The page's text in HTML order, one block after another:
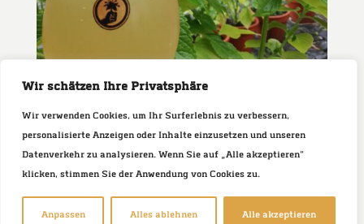
Wir schätzen Ihre Privatsphäre
Wir verwenden Cookies, um Ihr Surferlebnis zu verbessern,
personalisierte Anzeigen oder Inhalte einzusetzen und unseren
Datenverkehr zu analysieren. Wenn Sie auf „Alle akzeptieren"
klicken, stimmen Sie der Anwendung von Cookies zu.
Anpassen Alles ablehnen Alle akzeptieren
“Alko­hol­freie Erfri­schung?” In die­sem Jahr
haben wir in unse­rem Gar­ten vie­le
Shiso/Kkaenip Pflan­zen wach­sen. Bota­nisch
Peri­l­la fru­te­s­cens var cris­pa ist ein sehr belieb­